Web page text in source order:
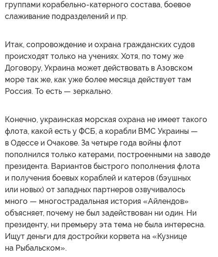
группами корабельно-катерного состава, боевое
слаживание подразделений и пр.
Итак, сопровождение и охрана гражданских судов
происходят только на учениях. Хотя, по тому же
Договору, Украина может действовать в Азовском
море так же, как уже более месяца действует там
Россия. То есть — зеркально.
Конечно, украинская морская охрана не имеет такого
флота, какой есть у ФСБ, а корабли ВМС Украины —
в Одессе и Очакове. За четыре года войны флот
пополнился только катерами, построенными на заводе
президента. Вариантов быстрого пополнения флота
и получения боевых кораблей и катеров (бэушных
или новых) от западных партнеров озвучивалось
много — многострадальная история «Айлендов»
объясняет, почему не был задействован ни один. Ни
президенту, ни премьеру эта тема не была интересна.
Ищут деньги для достройки корвета на «Кузнице
на Рыбальском».